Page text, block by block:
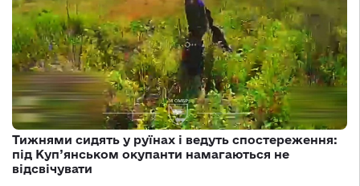
Тижнями сидять у руїнах і ведуть спостереження:
під Куп’янськом окупанти намагаються не
відсвічувати